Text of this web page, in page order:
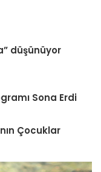
düşünüyor
Sona Erdi
Çocuklar